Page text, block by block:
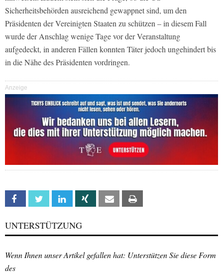
Sicherheitsbehörden ausreichend gewappnet sind, um den
Präsidenten der Vereinigten Staaten zu schützen – in diesem Fall
wurde der Anschlag wenige Tage vor der Veranstaltung
aufgedeckt, in anderen Fällen konnten Täter jedoch ungehindert bis
in die Nähe des Präsidenten vordringen.
Anzeige
Facebook Twitter Linkedin Xing Email
UNTERSTÜTZUNG
Wenn Ihnen unser Artikel gefallen hat: Unterstützen Sie diese Form
des